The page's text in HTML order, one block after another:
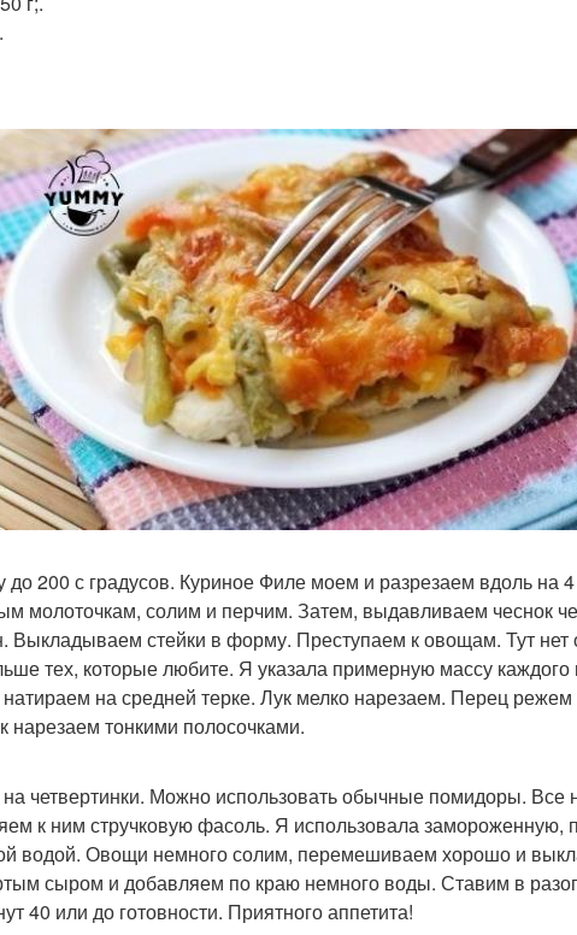
до 200 с градусов. Куриное Филе моем и разрезаем вдоль на
молоточкам, солим и перчим. Затем, выдавливаем чеснок
Выкладываем стейки в форму. Преступаем к овощам. Тут
тех, которые любите. Я указала примерную массу каждого
натираем на средней терке. Лук мелко нарезаем. Перец
нарезаем тонкими полосочками.
четвертинки. Можно использовать обычные помидоры. Все
к ним стручковую фасоль. Я использовала замороженную,
водой. Овощи немного солим, перемешиваем хорошо и
сыром и добавляем по краю немного воды. Ставим в
40 или до готовности. Приятного аппетита!